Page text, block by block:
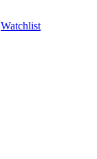
Watchlist